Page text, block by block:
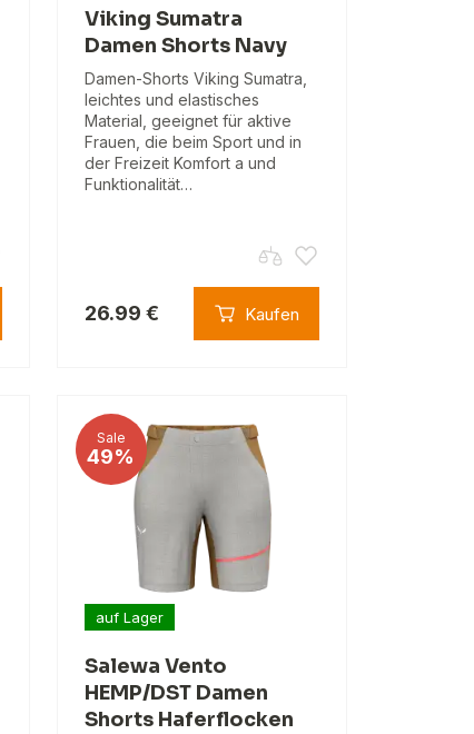
Viking Sumatra
Damen Shorts Navy
Damen-Shorts Viking Sumatra,
leichtes und elastisches
Material, geeignet für aktive
Frauen, die beim Sport und in
der Freizeit Komfort a und
Funktionalität…
26.99 € Kaufen
Sale
49%
auf Lager
Salewa Vento
HEMP/DST Damen
Shorts Haferflocken